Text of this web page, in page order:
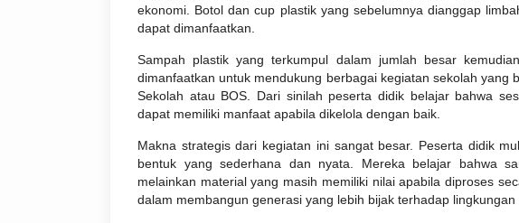
ekonomi. Botol dan cup plastik yang sebelumnya dianggap
dapat dimanfaatkan.
Sampah plastik yang terkumpul dalam jumlah besar
dimanfaatkan untuk mendukung berbagai kegiatan sekolah yang
Sekolah atau BOS. Dari sinilah peserta didik belajar bahwa
dapat memiliki manfaat apabila dikelola dengan baik.
Makna strategis dari kegiatan ini sangat besar. Peserta didik
bentuk yang sederhana dan nyata. Mereka belajar bahwa
melainkan material yang masih memiliki nilai apabila diproses
dalam membangun generasi yang lebih bijak terhadap lingkungan